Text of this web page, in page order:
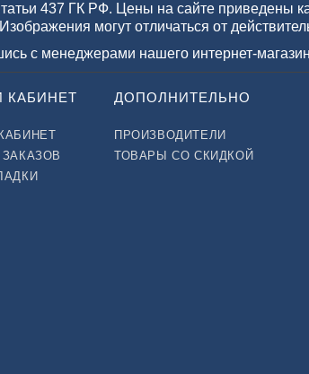
437 ГК РФ. Цены на сайте приведены
могут отличаться от
с менеджерами нашего интернет-
КАБИНЕТ ДОПОЛНИТЕЛЬНО
ПРОИЗВОДИТЕЛИ
ТОВАРЫ СО СКИДКОЙ